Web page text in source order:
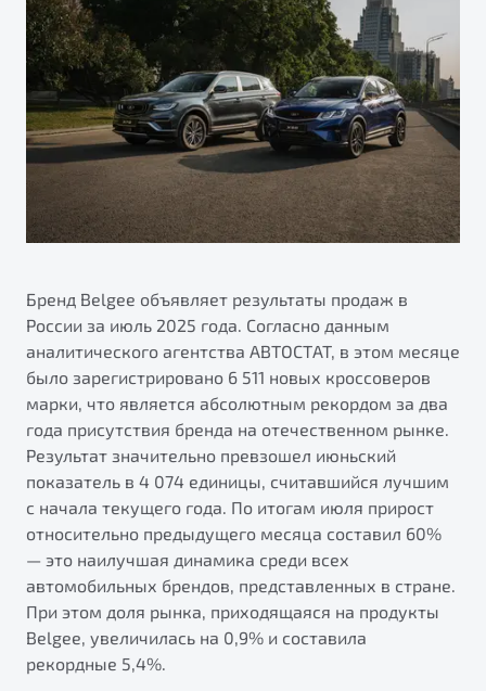
Яркий кроссовер
от 2 219 990 ₽*
Обзор В наличии
S50
Элегантный и практичный седан
от 1 699 990 ₽*
Обзор В наличии
X70
Автокредит
Трейд-ин
Страхование
Расчет КАСКО
Узнайте о специальных выгодах при покупке
автомобиля Belgee
Подробно
Автомобили в наличии
Тест-драйв
ПОДДЕРЖКА
Гарантия Belgee
Belgee Линк
Belgee Клуб
Belgee Плюс
Реферальная программа
Помощь на дорогах
Будьте еще более уверены на дорогах с программой
"Помощь на дорогах"
Преимущества программы
О дилерском центре
Правовая информация
Бренд Belgee объявляет результаты продаж в
России за июль 2025 года. Согласно данным
аналитического агентства АВТОСТАТ, в этом месяце
было зарегистрировано 6 511 новых кроссоверов
марки, что является абсолютным рекордом за два
года присутствия бренда на отечественном рынке.
Результат значительно превзошел июньский
показатель в 4 074 единицы, считавшийся лучшим
с начала текущего года. По итогам июля прирост
относительно предыдущего месяца составил 60%
— это наилучшая динамика среди всех
автомобильных брендов, представленных в стране.
При этом доля рынка, приходящаяся на продукты
Belgee, увеличилась на 0,9% и составила
рекордные 5,4%.